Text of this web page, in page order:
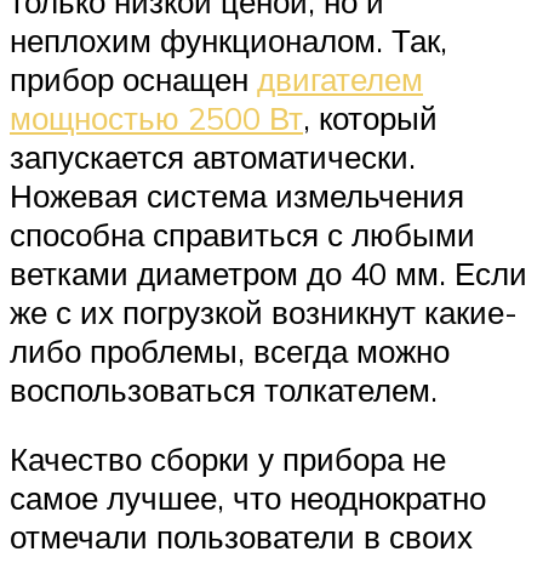
неплохим функционалом. Так,
прибор оснащен двигателем
мощностью 2500 Вт, который
запускается автоматически.
Ножевая система измельчения
способна справиться с любыми
ветками диаметром до 40 мм. Если
же с их погрузкой возникнут какие-
либо проблемы, всегда можно
воспользоваться толкателем.
Качество сборки у прибора не
самое лучшее, что неоднократно
отмечали пользователи в своих